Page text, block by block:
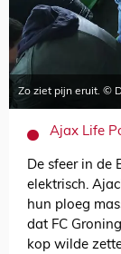
Zo ziet pijn eruit. ©
Ajax Life
De sfeer in de
elektrisch.
hun ploeg
dat FC
kop wilde